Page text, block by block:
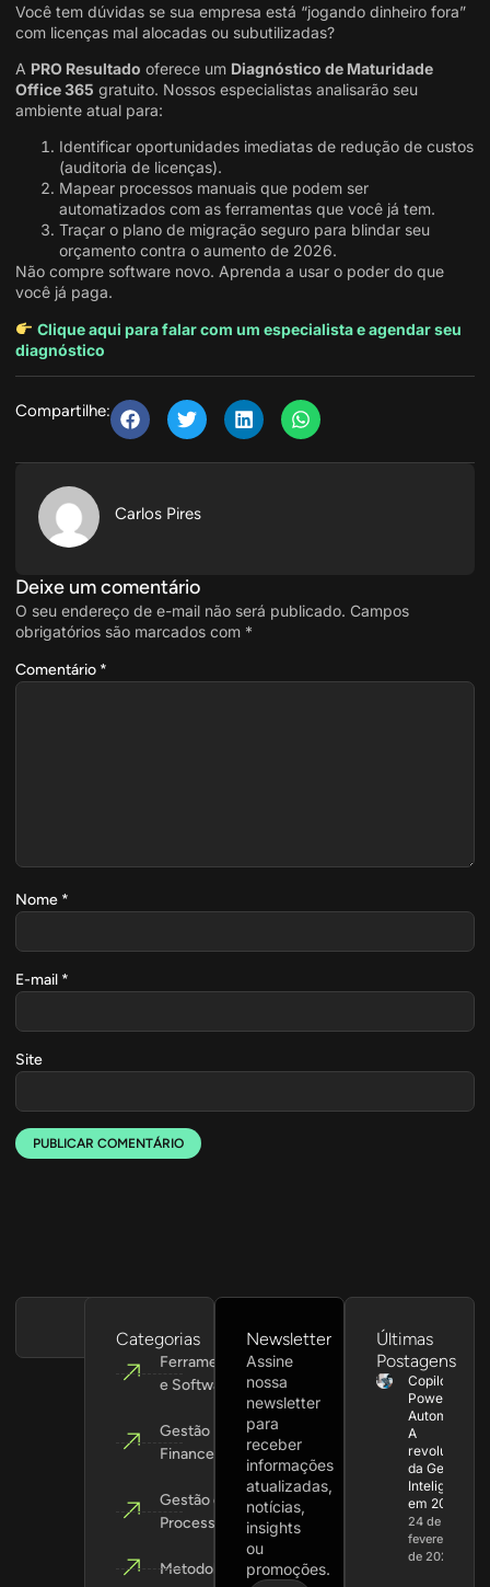
Você tem dúvidas se sua empresa está “jogando dinheiro fora”
com licenças mal alocadas ou subutilizadas?
A PRO Resultado oferece um Diagnóstico de Maturidade
Office 365 gratuito. Nossos especialistas analisarão seu
ambiente atual para:
Identificar oportunidades imediatas de redução de custos
(auditoria de licenças).
Mapear processos manuais que podem ser
automatizados com as ferramentas que você já tem.
Traçar o plano de migração seguro para blindar seu
orçamento contra o aumento de 2026.
Não compre software novo. Aprenda a usar o poder do que
você já paga.
Clique aqui para falar com um especialista e agendar seu
diagnóstico
Compartilhe:
Carlos Pires
Deixe um comentário
O seu endereço de e-mail não será publicado. Campos
obrigatórios são marcados com *
Comentário *
Nome *
E-mail *
Site
Categorias
Ferramentas
e Softwares
Gestão
Financeira
Gestão de
Processos
Metodologias
Newsletter
Assine
nossa
newsletter
para
receber
informações
atualizadas,
notícias,
insights
ou
promoções.
Últimas
Postagens
Copilot +
Power
Automate:
A
revolução
da Gestão
Inteligente
em 2026
24 de
fevereiro
de 2026